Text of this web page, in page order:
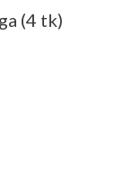
(4 tk)